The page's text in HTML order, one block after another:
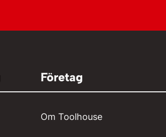
Företag
Om Toolhouse